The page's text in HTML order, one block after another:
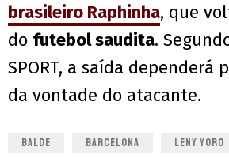
brasileiro Raphinha, que
do futebol saudita.
SPORT, a saída dependerá
da vontade do atacante.
BALDE BARCELONA LENY YORO